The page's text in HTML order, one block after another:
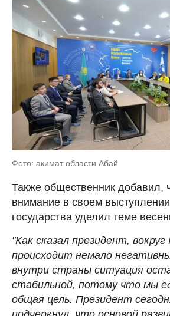
Фото: акимат области Абай
Также общественник добавил,
внимание в своем
государства уделил теме
"Как сказал президент,
происходит немало
внутри страны ситуация
стабильной, потому что мы
общая цель. Президент